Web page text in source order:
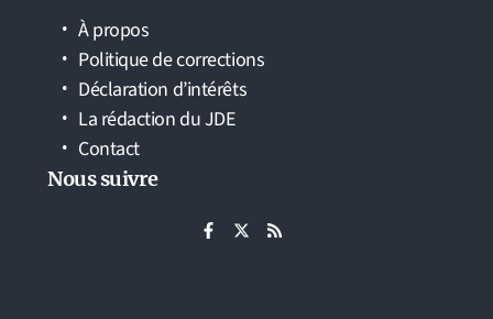
À propos
Politique de corrections
Déclaration d’intérêts
La rédaction du JDE
Contact
Nous suivre